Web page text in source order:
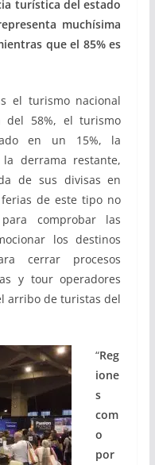
turística del estado
muchísima
que el 85% es
el turismo nacional
del 58%, el turismo
en un 15%, la
derrama restante,
de sus divisas en
de este tipo no
comprobar las
los destinos
cerrar procesos
y tour operadores
arribo de turistas del
“Reg
ione
s
com
o
por